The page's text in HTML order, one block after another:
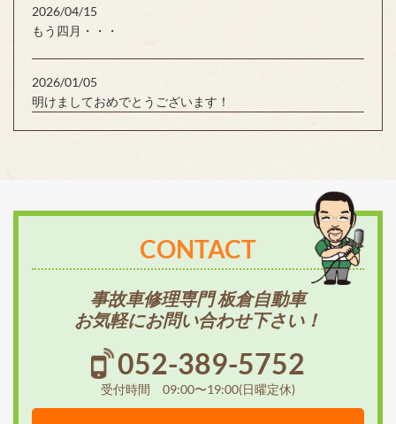
2026/04/15
もう四月・・・
2026/01/05
明けましておめでとうございます！
CONTACT
事故車修理専門 板倉自動車
お気軽にお問い合わせ下さい！
052-389-5752
受付時間 09:00〜19:00(日曜定休)